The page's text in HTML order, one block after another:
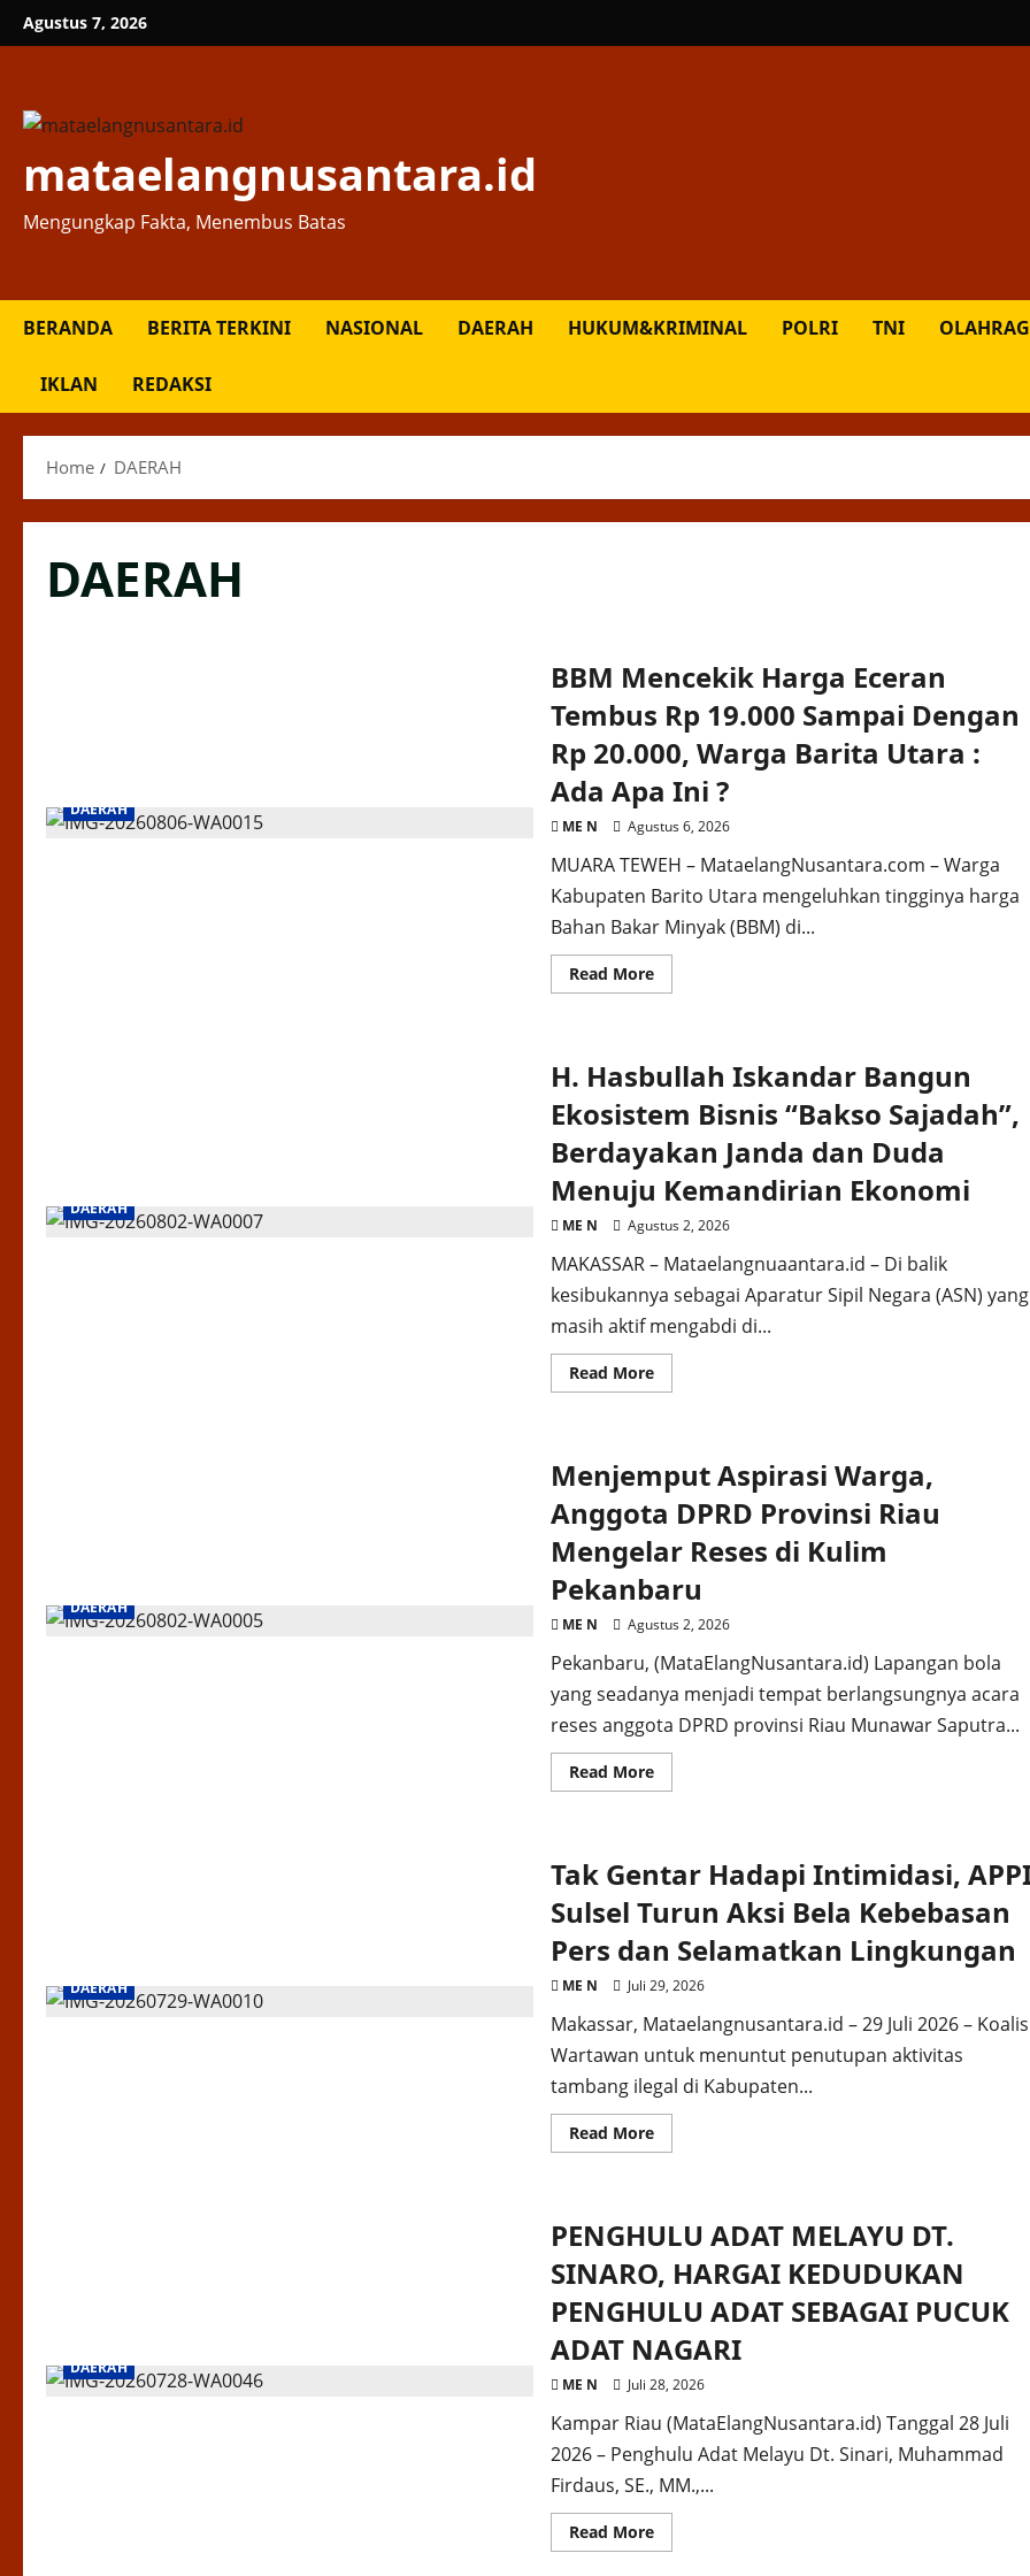
Skip
to
Agustus 7, 2026
mataelangnusantara.id
Mengungkap Fakta, Menembus Batas
BERANDA BERITA TERKINI NASIONAL DAERAH HUKUM&KRIMINAL POLRI TNI
IKLAN REDAKSI
Home DAERAH
DAERAH
DAERAH
BBM Mencekik Harga Eceran
Tembus Rp 19.000 Sampai Dengan
Rp 20.000, Warga Barita Utara :
Ada Apa Ini ?
ME N Agustus 6, 2026
MUARA TEWEH – MataelangNusantara.com – Warga
Kabupaten Barito Utara mengeluhkan tingginya harga
Bahan Bakar Minyak (BBM) di...
Read MoreRead
more
Eceran
Tembus
19.000
Dengan
Rp
20.000,
Warga
Utara
Ada
Ini
?
DAERAH
H. Hasbullah Iskandar Bangun
Ekosistem Bisnis “Bakso Sajadah”,
Berdayakan Janda dan Duda
Menuju Kemandirian Ekonomi
ME N Agustus 2, 2026
MAKASSAR – Mataelangnuaantara.id – Di balik
kesibukannya sebagai Aparatur Sipil Negara (ASN) yang
masih aktif mengabdi di...
Read MoreRead
more
Bangun
Ekosistem
Bisnis
“Bakso
Berdayakan
Janda
dan
Duda
Kemandirian
DAERAH
Menjemput Aspirasi Warga,
Anggota DPRD Provinsi Riau
Mengelar Reses di Kulim
Pekanbaru
ME N Agustus 2, 2026
Pekanbaru, (MataElangNusantara.id) Lapangan bola
yang seadanya menjadi tempat berlangsungnya acara
reses anggota DPRD provinsi Riau Munawar Saputra...
Read MoreRead
more
Anggota
DPRD
Provinsi
Riau
Reses
di
Kulim
Pekanbaru
DAERAH
Tak Gentar Hadapi Intimidasi,
Sulsel Turun Aksi Bela Kebebasan
Pers dan Selamatkan Lingkungan
ME N Juli 29, 2026
Makassar, Mataelangnusantara.id – 29 Juli 2026 –
Wartawan untuk menuntut penutupan aktivitas
tambang ilegal di Kabupaten...
Read MoreRead
more
Intimidasi,
APPI
Sulsel
Turun
Aksi
Bela
Kebebasan
Pers
dan
Lingkungan
DAERAH
PENGHULU ADAT MELAYU DT.
SINARO, HARGAI KEDUDUKAN
PENGHULU ADAT SEBAGAI PUCUK
ADAT NAGARI
ME N Juli 28, 2026
Kampar Riau (MataElangNusantara.id) Tanggal 28 Juli
2026 – Penghulu Adat Melayu Dt. Sinari, Muhammad
Firdaus, SE., MM.,...
Read MoreRead
more